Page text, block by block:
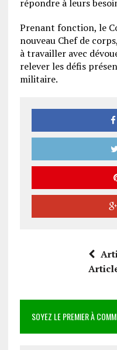
répondre à leurs
Prenant fonction, le
nouveau Chef de
à travailler avec
relever les défis
militaire.
SOYEZ LE PREMIER À